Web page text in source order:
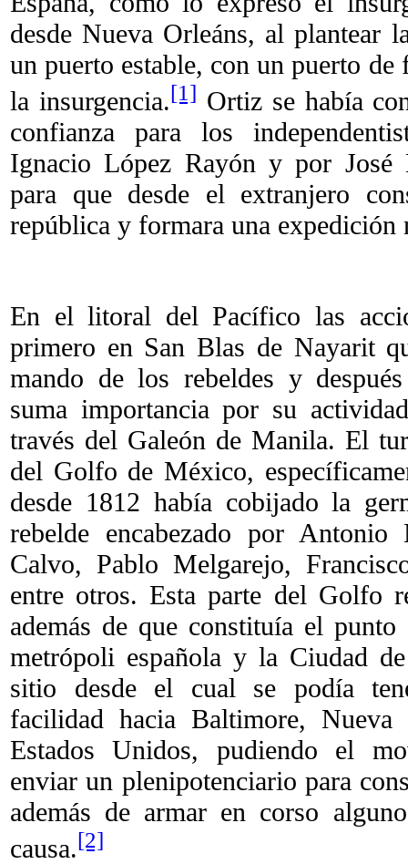
desde Nueva Orleáns, al plantear
un puerto estable, con un puerto
la insurgencia.[1] Ortiz se había
confianza para los
Ignacio López Rayón y por
para que desde el extranjero
república y formara una expedición
En el litoral del Pacífico las
primero en San Blas de Nayarit
mando de los rebeldes y
suma importancia por su
través del Galeón de Manila. El
del Golfo de México,
desde 1812 había cobijado la
rebelde encabezado por
Calvo, Pablo Melgarejo,
entre otros. Esta parte del Golfo
además de que constituía el
metrópoli española y la Ciudad
sitio desde el cual se podía
facilidad hacia Baltimore,
Estados Unidos, pudiendo el
enviar un plenipotenciario para
además de armar en corso
causa.[2]